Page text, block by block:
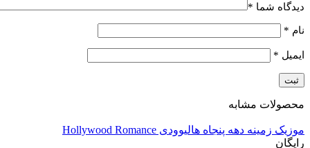
دیدگاه شما *
نام *
ایمیل *
محصولات مشابه
موزیک زمینه دهه پنجاه هالیوودی Hollywood Romance
رایگان